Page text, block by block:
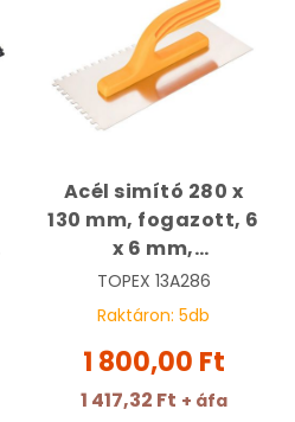
Acél simító 280 x
130 mm, fogazott, 6
x 6 mm,
rozsdamentes |
TOPEX 13A286
TOPEX 13A286
Raktáron: 5db
1 800,00 Ft
1 417,32 Ft + áfa